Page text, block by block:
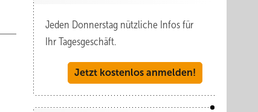
Jeden Donnerstag nützliche Infos für
Ihr Tagesgeschäft.
Jetzt kostenlos anmelden!